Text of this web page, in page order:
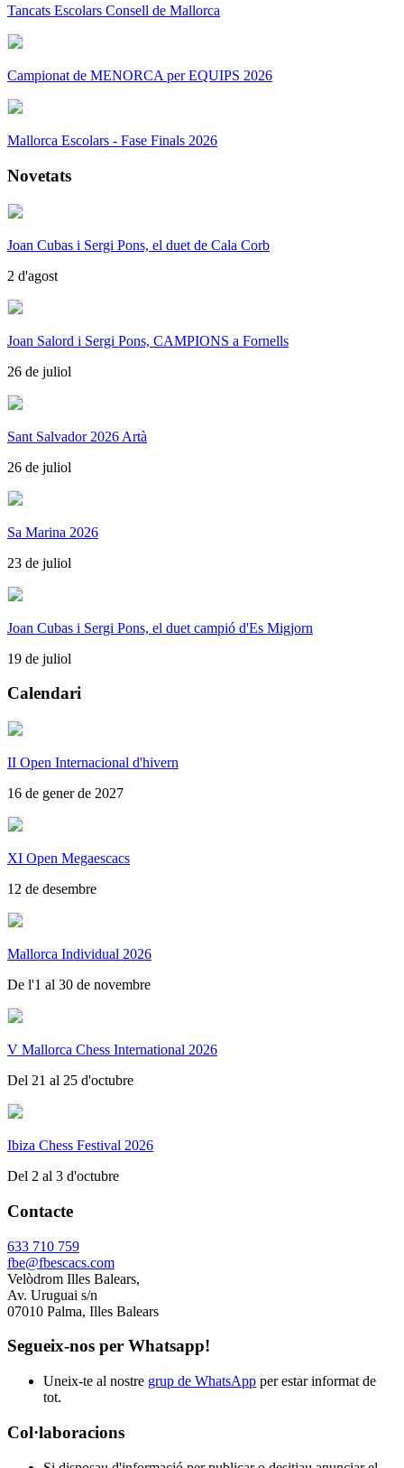
Tancats Escolars Consell de Mallorca
Campionat de MENORCA per EQUIPS 2026
Mallorca Escolars - Fase Finals 2026
Novetats
Joan Cubas i Sergi Pons, el duet de Cala Corb
2 d'agost
Joan Salord i Sergi Pons, CAMPIONS a Fornells
26 de juliol
Sant Salvador 2026 Artà
26 de juliol
Sa Marina 2026
23 de juliol
Joan Cubas i Sergi Pons, el duet campió d'Es Migjorn
19 de juliol
Calendari
II Open Internacional d'hivern
16 de gener de 2027
XI Open Megaescacs
12 de desembre
Mallorca Individual 2026
De l'1 al 30 de novembre
V Mallorca Chess International 2026
Del 21 al 25 d'octubre
Ibiza Chess Festival 2026
Del 2 al 3 d'octubre
Contacte
633 710 759
fbe@fbescacs.com
Velòdrom Illes Balears,
Av. Uruguai s/n
07010 Palma, Illes Balears
Segueix-nos per Whatsapp!
Uneix-te al nostre grup de WhatsApp per estar informat de
tot.
Col·laboracions